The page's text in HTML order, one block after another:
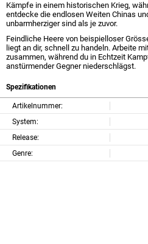
Kämpfe in einem historischen Krieg,
entdecke die endlosen Weiten Chinas
unbarmherziger sind als je zuvor.
Feindliche Heere von beispielloser
liegt an dir, schnell zu handeln. Arbeite
zusammen, während du in Echtzeit
anstürmender Gegner niederschlägst.
Spezifikationen
Artikelnummer:
System:
Release:
Genre: